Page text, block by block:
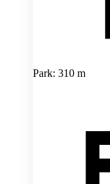
Park: 310 m